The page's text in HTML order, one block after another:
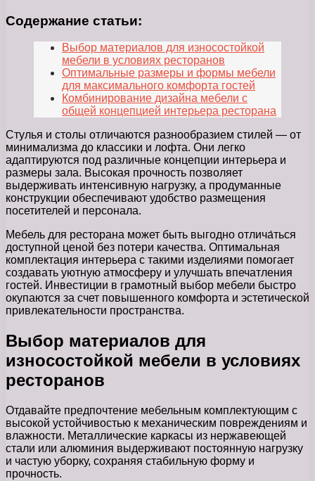
Содержание статьи:
Выбор материалов для износостойкой
мебели в условиях ресторанов
Оптимальные размеры и формы мебели
для максимального комфорта гостей
Комбинирование дизайна мебели с
общей концепцией интерьера ресторана
Стулья и столы отличаются разнообразием стилей — от
минимализма до классики и лофта. Они легко
адаптируются под различные концепции интерьера и
размеры зала. Высокая прочность позволяет
выдерживать интенсивную нагрузку, а продуманные
конструкции обеспечивают удобство размещения
посетителей и персонала.
Мебель для ресторана может быть выгодно отлича́ться
доступной ценой без потери качества. Оптимальная
комплектация интерьера с такими изделиями помогает
создавать уютную атмосферу и улучшать впечатления
гостей. Инвестиции в грамотный выбор мебели быстро
окупаются за счет повышенного комфорта и эстетической
привлекательности пространства.
Выбор материалов для
износостойкой мебели в условиях
ресторанов
Отдавайте предпочтение мебельным комплектующим с
высокой устойчивостью к механическим повреждениям и
влажности. Металлические каркасы из нержавеющей
стали или алюминия выдерживают постоянную нагрузку
и частую уборку, сохраняя стабильную форму и
прочность.